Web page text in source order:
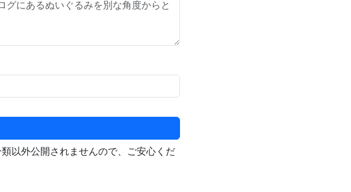
以外公開されませんので、ご安心くだ